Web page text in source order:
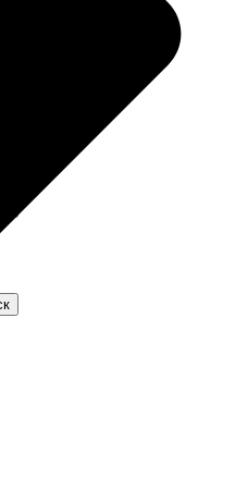
YOKIJI
ЛКМ